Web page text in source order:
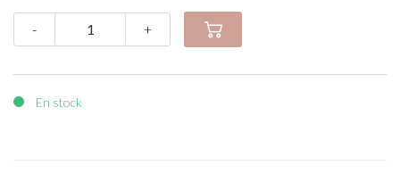
- +
En stock